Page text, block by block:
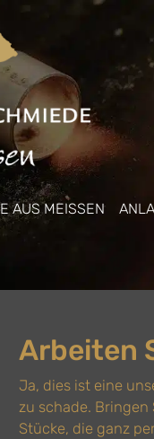
AUS MEISSEN
Arbeiten
Ja, dies ist eine
zu schade.
Stücke, die ganz